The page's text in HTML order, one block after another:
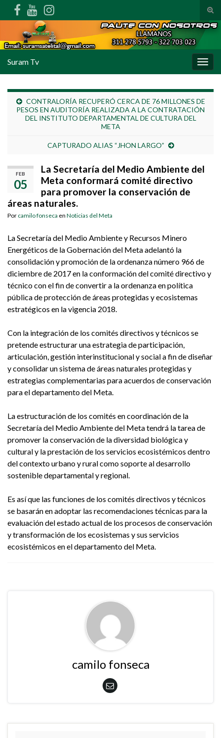
Suram Tv
CONTRALORÍA RECUPERÓ CERCA DE 76 MILLONES DE
PESOS EN AUDITORÍA REALIZADA A LA CONTRATACIÓN
DEL INSTITUTO DEPARTAMENTAL DE CULTURA DEL
META
CAPTURADO ALIAS “JHON LARGO”
FEB
05
La Secretaría del Medio Ambiente del
Meta conformará comité directivo
para promover la conservación de
áreas naturales.
Por camilo fonseca en Noticias del Meta
La Secretaría del Medio Ambiente y Recursos Minero
Energéticos de la Gobernación del Meta adelantó la
consolidación y promoción de la ordenanza número 966 de
diciembre de 2017 en la conformación del comité directivo y
técnico con el fin de convertir a la ordenanza en política
pública de protección de áreas protegidas y ecosistemas
estratégicos en la vigencia 2018.
Con la integración de los comités directivos y técnicos se
pretende estructurar una estrategia de participación,
articulación, gestión interinstitucional y social a fin de diseñar
y consolidar un sistema de áreas naturales protegidas y
estrategias complementarias para acuerdos de conservación
para el departamento del Meta.
La estructuración de los comités en coordinación de la
Secretaría del Medio Ambiente del Meta tendrá la tarea de
promover la conservación de la diversidad biológica y
cultural y la prestación de los servicios ecosistémicos dentro
del contexto urbano y rural como soporte al desarrollo
sostenible departamental y regional.
Es así que las funciones de los comités directivos y técnicos
se basarán en adoptar las recomendaciones técnicas para la
evaluación del estado actual de los procesos de conservación
y transformación de los ecosistemas y sus servicios
ecosistémicos en el departamento del Meta.
camilo fonseca